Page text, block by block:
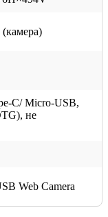
C/ Micro-USB,
не
Web Camera